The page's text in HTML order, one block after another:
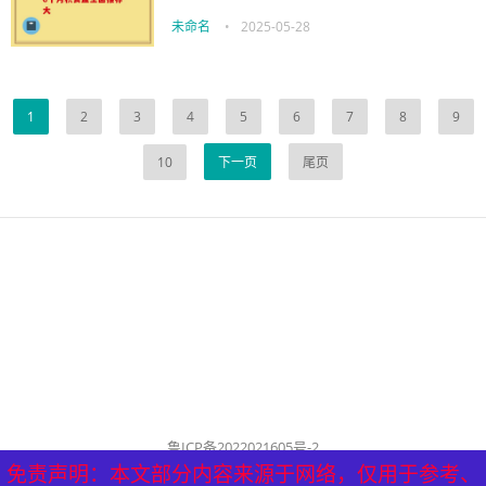
未命名 • 2025-05-28
1 2 3 4 5 6 7 8 9
10 下一页 尾页
鲁ICP备2022021605号-2
公司名称：历城泰山健康管理中心
免责声明：本文部分内容来源于网络，仅用于参考、